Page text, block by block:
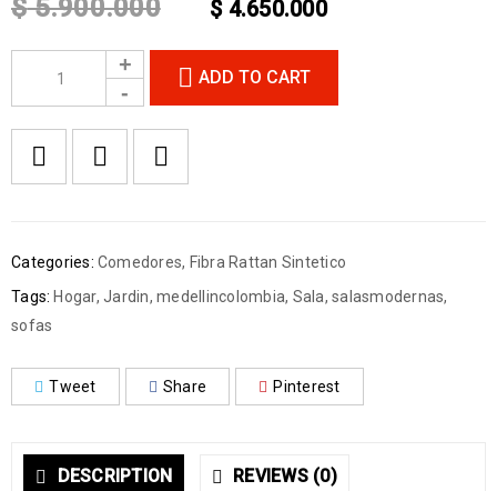
$5.900.000 $4.650.000
ADD TO CART
Categories: Comedores, Fibra Rattan Sintetico
Tags: Hogar, Jardin, medellincolombia, Sala, salasmodernas,
sofas
Tweet Share Pinterest
DESCRIPTION REVIEWS (0)